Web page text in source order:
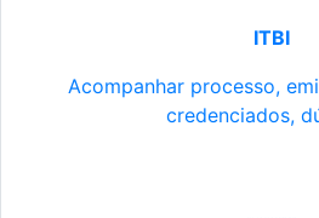
ITBI
Acompanhar processo,
credenciados,